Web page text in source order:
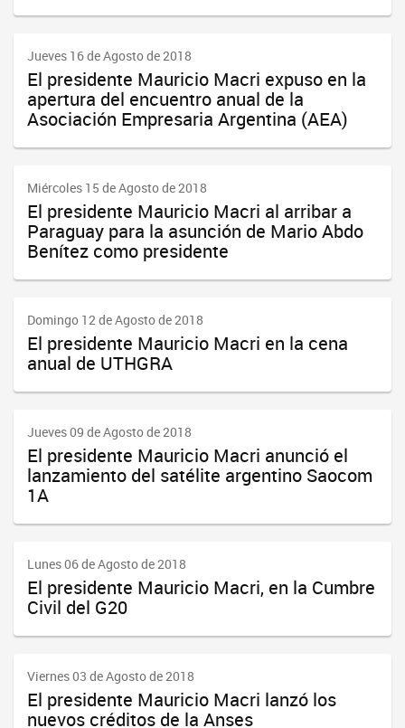
Jueves 16 de Agosto de 2018
El presidente Mauricio Macri expuso en la
apertura del encuentro anual de la
Asociación Empresaria Argentina (AEA)
Miércoles 15 de Agosto de 2018
El presidente Mauricio Macri al arribar a
Paraguay para la asunción de Mario Abdo
Benítez como presidente
Domingo 12 de Agosto de 2018
El presidente Mauricio Macri en la cena
anual de UTHGRA
Jueves 09 de Agosto de 2018
El presidente Mauricio Macri anunció el
lanzamiento del satélite argentino Saocom
1A
Lunes 06 de Agosto de 2018
El presidente Mauricio Macri, en la Cumbre
Civil del G20
Viernes 03 de Agosto de 2018
El presidente Mauricio Macri lanzó los
nuevos créditos de la Anses